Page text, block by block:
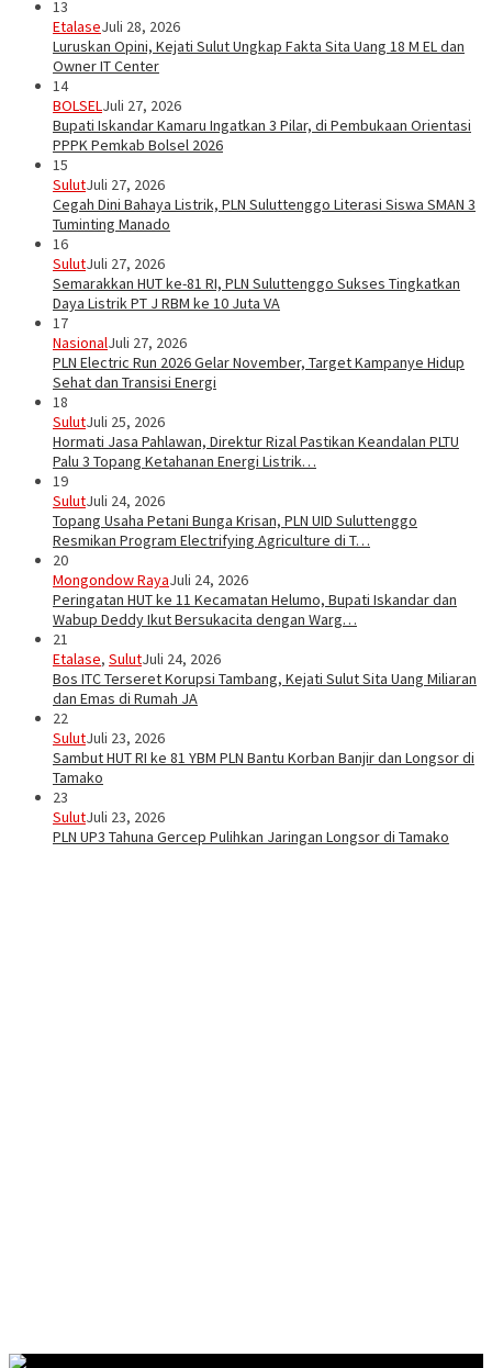
13
EtalaseJuli 28, 2026
Luruskan Opini, Kejati Sulut Ungkap Fakta Sita Uang 18 M EL dan
Owner IT Center
14
BOLSELJuli 27, 2026
Bupati Iskandar Kamaru Ingatkan 3 Pilar, di Pembukaan Orientasi
PPPK Pemkab Bolsel 2026
15
SulutJuli 27, 2026
Cegah Dini Bahaya Listrik, PLN Suluttenggo Literasi Siswa SMAN 3
Tuminting Manado
16
SulutJuli 27, 2026
Semarakkan HUT ke-81 RI, PLN Suluttenggo Sukses Tingkatkan
Daya Listrik PT J RBM ke 10 Juta VA
17
NasionalJuli 27, 2026
PLN Electric Run 2026 Gelar November, Target Kampanye Hidup
Sehat dan Transisi Energi
18
SulutJuli 25, 2026
Hormati Jasa Pahlawan, Direktur Rizal Pastikan Keandalan PLTU
Palu 3 Topang Ketahanan Energi Listrik…
19
SulutJuli 24, 2026
Topang Usaha Petani Bunga Krisan, PLN UID Suluttenggo
Resmikan Program Electrifying Agriculture di T…
20
Mongondow RayaJuli 24, 2026
Peringatan HUT ke 11 Kecamatan Helumo, Bupati Iskandar dan
Wabup Deddy Ikut Bersukacita dengan Warg…
21
Etalase, SulutJuli 24, 2026
Bos ITC Terseret Korupsi Tambang, Kejati Sulut Sita Uang Miliaran
dan Emas di Rumah JA
22
SulutJuli 23, 2026
Sambut HUT RI ke 81 YBM PLN Bantu Korban Banjir dan Longsor di
Tamako
23
SulutJuli 23, 2026
PLN UP3 Tahuna Gercep Pulihkan Jaringan Longsor di Tamako